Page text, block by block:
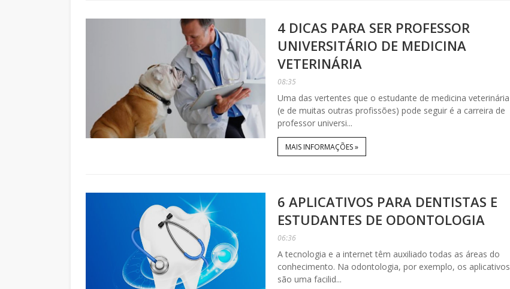
4 DICAS PARA SER PROFESSOR
UNIVERSITÁRIO DE MEDICINA
VETERINÁRIA
08:35
Uma das vertentes que o estudante de medicina veterinária
(e de muitas outras profissões) pode seguir é a carreira de
professor universi...
MAIS INFORMAÇÕES »
6 APLICATIVOS PARA DENTISTAS E
ESTUDANTES DE ODONTOLOGIA
06:36
A tecnologia e a internet têm auxiliado todas as áreas do
conhecimento. Na odontologia, por exemplo, os aplicativos
são uma facilid...